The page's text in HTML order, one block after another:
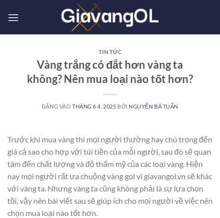
qua
TIN TỨC
Vàng trắng có đắt hơn vàng ta
không? Nên mua loại nào tốt hơn?
ĐĂNG VÀO THÁNG 6 4, 2025 BỞI NGUYỄN BÁ TUẤN
Trước khi mua vàng thì mọi người thường hay chú trọng đến
giá cả sao cho hợp với túi tiền của mỗi người, sau đó sẽ quan
tâm đến chất lượng và độ thẩm mỹ của các loại vàng. Hiện
nay mọi người rất ưa chuộng vàng gol vì giavangol.vn sẽ khác
với vàng ta. Nhưng vàng ta cũng không phải là sự lựa chọn
tồi, vậy nên bài viết sau sẽ giúp ích cho mọi người về việc nên
chọn mua loại nào tốt hơn.